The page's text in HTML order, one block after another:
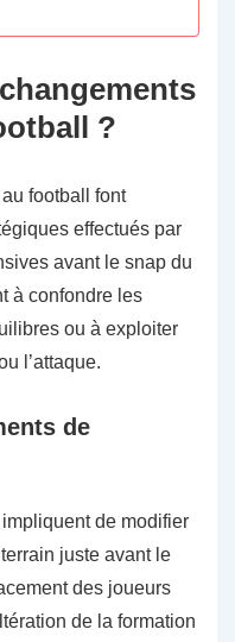
?
au football font
effectués par
avant le snap du
à confondre les
ou à exploiter
l’attaque.
de
de modifier
juste avant le
des joueurs
de la formation